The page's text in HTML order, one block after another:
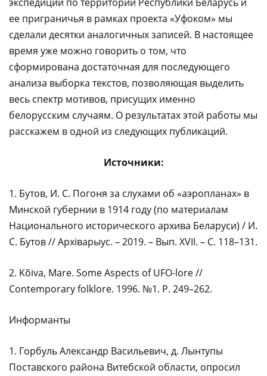
экспедиций по территории Республики Беларусь и
ее приграничья в рамках проекта «Уфоком» мы
сделали десятки аналогичных записей. В настоящее
время уже можно говорить о том, что
сформирована достаточная для последующего
анализа выборка текстов, позволяющая выделить
весь спектр мотивов, присущих именно
белорусским случаям. О результатах этой работы мы
расскажем в одной из следующих публикаций.
Источники:
1. Бутов, И. С. Погоня за слухами об «аэропланах» в
Минской губернии в 1914 году (по материалам
Национального исторического архива Беларуси) / И.
С. Бутов // Архiварыус. – 2019. – Вып. XVII. – С. 118–131.
2. Kõiva, Mare. Some Aspects of UFO-lore //
Contemporary folklore. 1996. №1. P. 249–262.
Информанты
1. Горбуль Александр Васильевич, д. Лынтупы
Поставского района Витебской области, опросил